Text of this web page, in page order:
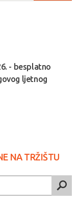
- besplatno
ljetnog
NA TRŽIŠTU